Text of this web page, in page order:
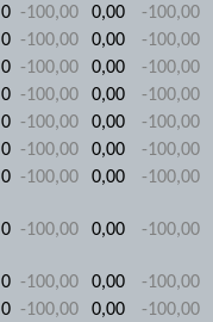
0 -100,00 0,00
-100,00
0 -100,00 0,00
-100,00
0 -100,00 0,00
-100,00
0 -100,00 0,00
-100,00
0 -100,00 0,00
-100,00
0 -100,00 0,00
-100,00
0 -100,00 0,00 -100,00
0 -100,00 0,00 -100,00
0 -100,00 0,00
-100,00
0 -100,00 0,00 -100,00